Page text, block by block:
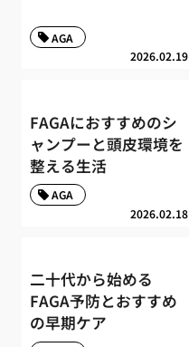
2026.02.19
AGA
FAGAにおすすめのシ
ャンプーと頭皮環境を
整える生活
2026.02.18
AGA
二十代から始める
FAGA予防とおすすめ
の早期ケア